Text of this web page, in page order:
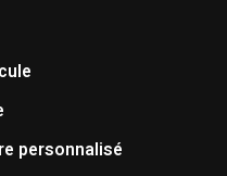
personnalisé